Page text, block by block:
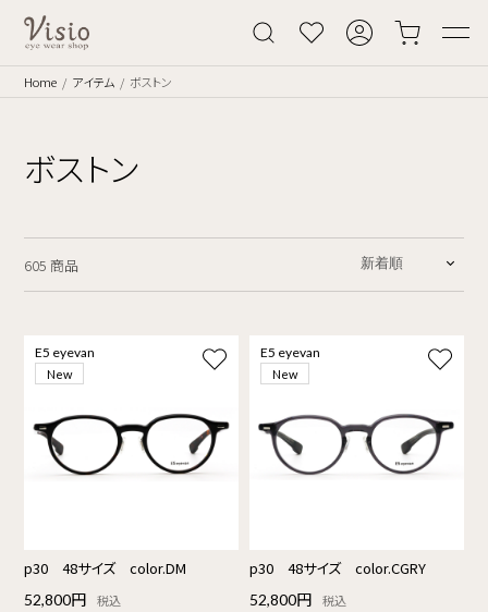
Home アイテム ボストン
ボストン
605 商品
E5 eyevan
New
p30 48サイズ color.DM
52,800円 税込
E5 eyevan
New
p30 48サイズ color.CGRY
52,800円 税込